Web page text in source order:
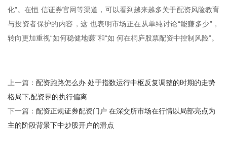
化”。在恒 信证券官网等渠道，可以看到越来越多关于配资风险教育
与投资者保护的内容，这 也表明市场正在从单纯讨论“能赚多少”，
转向更加重视“如何稳健地赚”和“如 何在桐庐股票配资中控制风险”。
上一篇： 配资跑路怎么办 处于指数运行中枢反复调整的时期的走势
格局下,配资界的执行偏离
下一篇： 配资正规证券配资门户 在深交所市场在行情以局部亮点为
主的阶段背景下中炒股开户的滑点